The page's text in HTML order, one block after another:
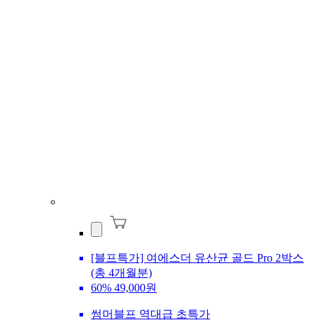
[블프특가] 여에스더 유산균 골드 Pro 2박스
(총 4개월분)
60% 49,000원
썸머블프 역대급 초특가